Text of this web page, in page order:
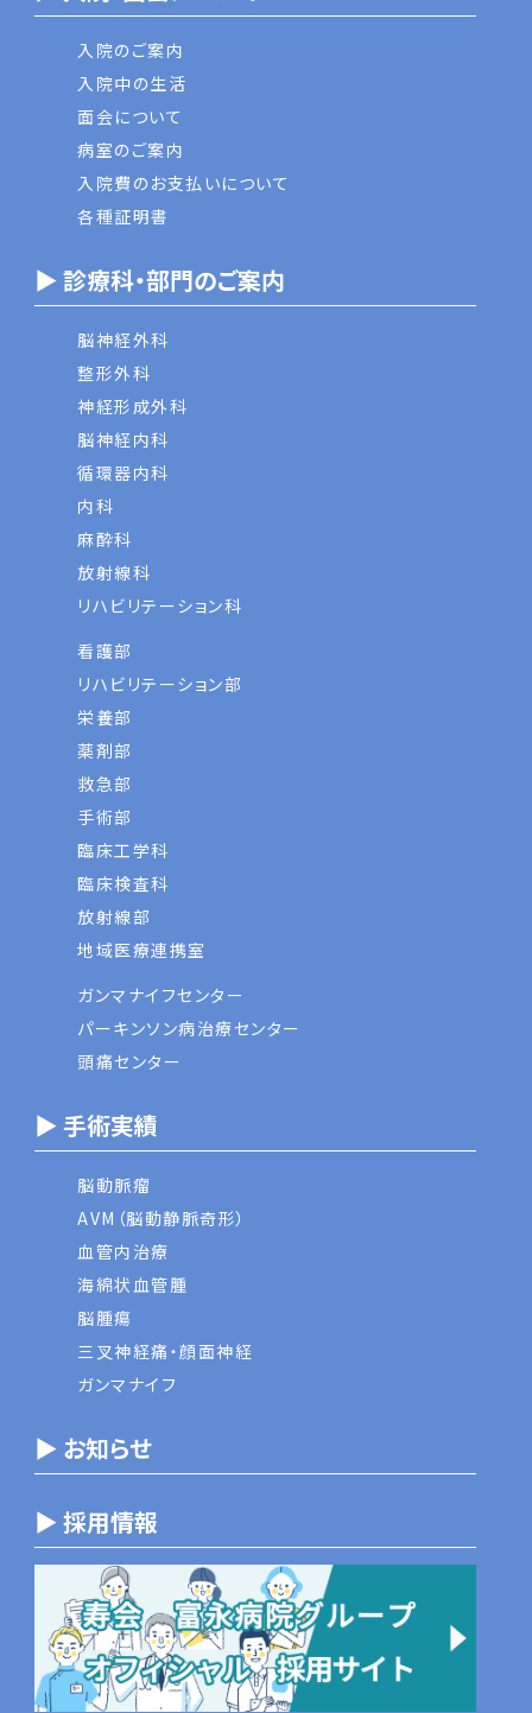
入院のご案内
入院中の生活
面会について
病室のご案内
入院費のお支払いについて
各種証明書
▶ 診療科・部門のご案内
脳神経外科
整形外科
神経形成外科
脳神経内科
循環器内科
内科
麻酔科
放射線科
リハビリテーション科
看護部
リハビリテーション部
栄養部
薬剤部
救急部
手術部
臨床工学科
臨床検査科
放射線部
地域医療連携室
ガンマナイフセンター
パーキンソン病治療センター
頭痛センター
▶ 手術実績
脳動脈瘤
AVM（脳動静脈奇形）
血管内治療
海綿状血管腫
脳腫瘍
三叉神経痛・顔面神経
ガンマナイフ
▶ お知らせ
▶ 採用情報